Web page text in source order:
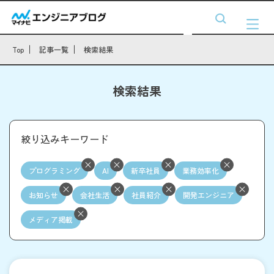
Top 記事一覧 検索結果
検索結果
絞り込みキーワード
プログラミング AI 新卒社員 業務効率化
お知らせ 会社生活 社員紹介 開発エンジニア
メディア掲載